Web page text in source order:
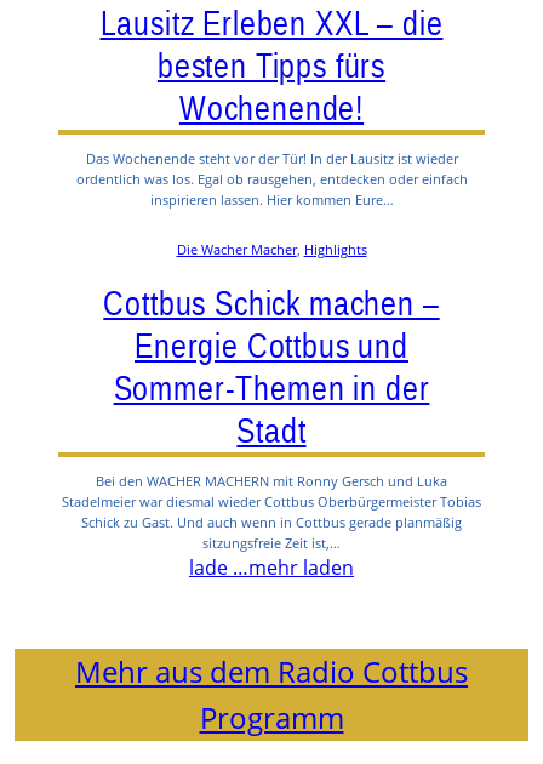
Lausitz Erleben XXL – die
besten Tipps fürs
Wochenende!
Das Wochenende steht vor der Tür! In der Lausitz ist wieder
ordentlich was los. Egal ob rausgehen, entdecken oder einfach
inspirieren lassen. Hier kommen Eure…
Die Wacher Macher, Highlights
Cottbus Schick machen –
Energie Cottbus und
Sommer-Themen in der
Stadt
Bei den WACHER MACHERN mit Ronny Gersch und Luka
Stadelmeier war diesmal wieder Cottbus Oberbürgermeister Tobias
Schick zu Gast. Und auch wenn in Cottbus gerade planmäßig
sitzungsfreie Zeit ist,…
lade …mehr laden
Mehr aus dem Radio Cottbus
Programm